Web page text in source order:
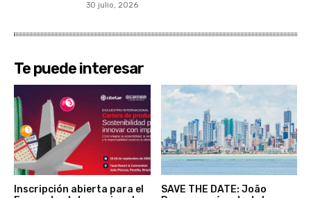
30 julio, 2026
Te puede interesar
Inscripción abierta para el
SAVE THE DATE: João